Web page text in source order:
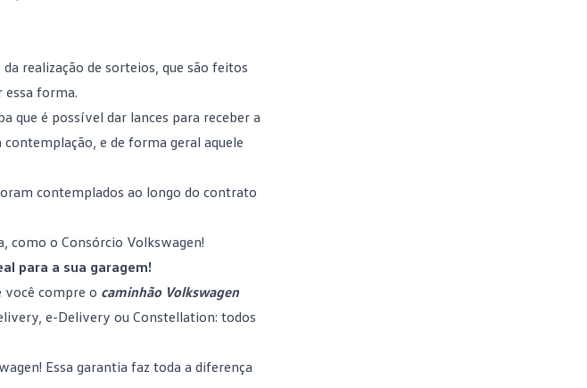
realização de sorteios, que são feitos
essa forma.
que é possível dar lances para receber a
contemplação, e de forma geral aquele
contemplados ao longo do contrato
como o Consórcio Volkswagen!
para a sua garagem!
você compre o caminhão Volkswagen
e-Delivery ou Constellation: todos
Essa garantia faz toda a diferença